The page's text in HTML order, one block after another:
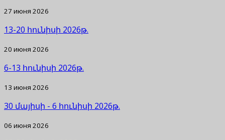
27 июня 2026
13-20 հունիսի 2026թ.
20 июня 2026
6-13 հունիսի 2026թ.
13 июня 2026
30 մայիսի - 6 հունիսի 2026թ.
06 июня 2026